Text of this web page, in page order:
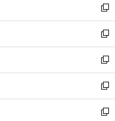
く
ィ
ン
ド
ウ
で
開
く
い
ウ
ィ
ン
ド
ウ
で
開
く
新
し
い
ウ
ィ
ン
ド
ウ
で
新
し
い
ウ
ィ
ン
ド
新
し
い
ウ
ィ
新
し
い
新